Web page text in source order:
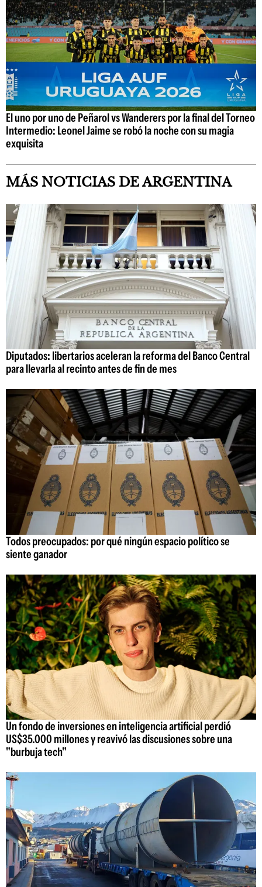
El uno por uno de Peñarol vs Wanderers por la final del Torneo
Intermedio: Leonel Jaime se robó la noche con su magia
exquisita
MÁS NOTICIAS DE ARGENTINA
Diputados: libertarios aceleran la reforma del Banco Central
para llevarla al recinto antes de fin de mes
Todos preocupados: por qué ningún espacio político se
siente ganador
Un fondo de inversiones en inteligencia artificial perdió
US$35.000 millones y reavivó las discusiones sobre una
"burbuja tech"